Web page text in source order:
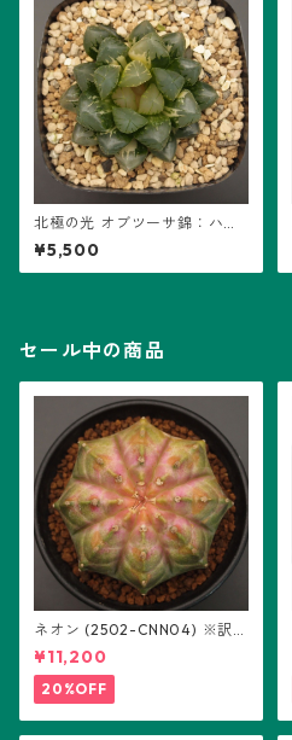
北極の光 オブツーサ錦：ハオ
ルチア属 (B01)
¥5,500
セール中の商品
ネオン (2502-CNN04) ※訳あ
り：ギムノカリキウム属 ※実
生
¥11,200
20%OFF